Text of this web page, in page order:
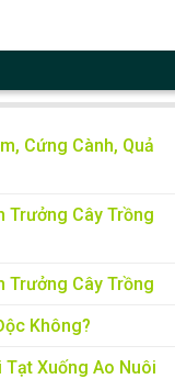
Cứng Cành, Quả
Trưởng Cây Trồng
Trưởng Cây Trồng
Không?
Xuống Ao Nuôi